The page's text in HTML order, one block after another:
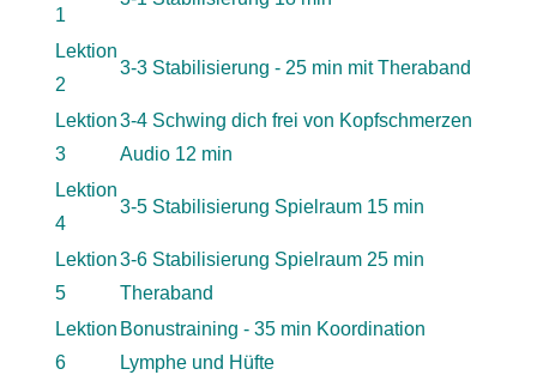
1
Lektion
2
3-3 Stabilisierung - 25 min mit Theraband
Lektion
3
3-4 Schwing dich frei von Kopfschmerzen
Audio 12 min
Lektion
4
3-5 Stabilisierung Spielraum 15 min
Lektion
5
3-6 Stabilisierung Spielraum 25 min
Theraband
Lektion
6
Bonustraining - 35 min Koordination
Lymphe und Hüfte